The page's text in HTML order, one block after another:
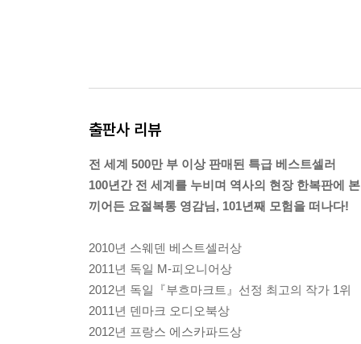
출판사 리뷰
전 세계 500만 부 이상 판매된 특급 베스트셀러
100년간 전 세계를 누비며 역사의 현장 한복판에
끼어든 요절복통 영감님, 101년째 모험을 떠나다!
2010년 스웨덴 베스트셀러상
2011년 독일 M-피오니어상
2012년 독일『부흐마크트』선정 최고의 작가 1위
2011년 덴마크 오디오북상
2012년 프랑스 에스카파드상